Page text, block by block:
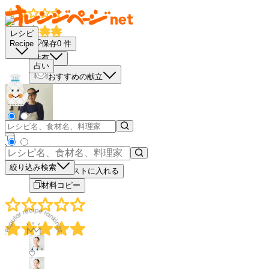
レシピ
Recipe
占い
絞り込み検索
保存0 件
共有
おすすめの献立
－
＋
買い物リストに入れる
材料コピー